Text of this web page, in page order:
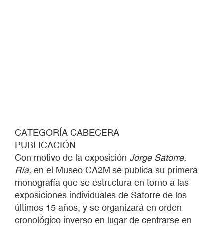
CATEGORÍA CABECERA
PUBLICACIÓN
Con motivo de la exposición Jorge Satorre.
Ría, en el Museo CA2M se publica su primera
monografía que se estructura en torno a las
exposiciones individuales de Satorre de los
últimos 15 años, y se organizará en orden
cronológico inverso en lugar de centrarse en